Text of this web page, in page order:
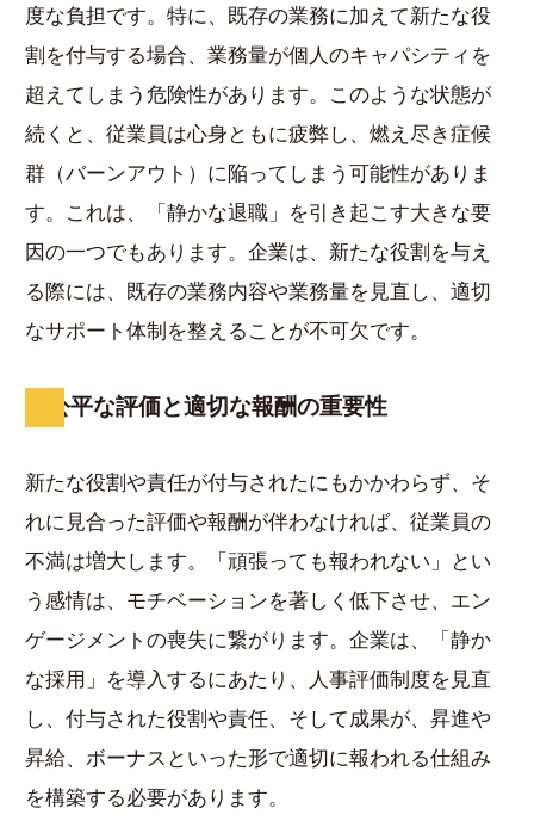
度な負担です。特に、既存の業務に加えて新たな役
割を付与する場合、業務量が個人のキャパシティを
超えてしまう危険性があります。このような状態が
続くと、従業員は心身ともに疲弊し、燃え尽き症候
群（バーンアウト）に陥ってしまう可能性がありま
す。これは、「静かな退職」を引き起こす大きな要
因の一つでもあります。企業は、新たな役割を与え
る際には、既存の業務内容や業務量を見直し、適切
なサポート体制を整えることが不可欠です。
公平な評価と適切な報酬の重要性
新たな役割や責任が付与されたにもかかわらず、そ
れに見合った評価や報酬が伴わなければ、従業員の
不満は増大します。「頑張っても報われない」とい
う感情は、モチベーションを著しく低下させ、エン
ゲージメントの喪失に繋がります。企業は、「静か
な採用」を導入するにあたり、人事評価制度を見直
し、付与された役割や責任、そして成果が、昇進や
昇給、ボーナスといった形で適切に報われる仕組み
を構築する必要があります。